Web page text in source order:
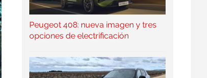
Peugeot 408: nueva imagen y tres
opciones de electrificación